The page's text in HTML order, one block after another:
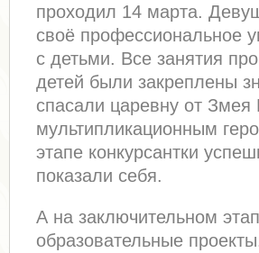
проходил 14 марта.
своё профессиональное
с детьми. Все занятия
детей были закреплены
спасали царевну от Змея
мультипликационным
этапе конкурсантки
показали себя.
А на заключительном
образовательные